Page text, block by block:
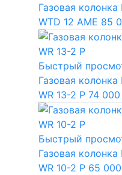
Газовая
WTD 12 AME 85
Быстрый
Газовая
WR 13-2 P 74 000
Быстрый
Газовая
WR 10-2 P 65